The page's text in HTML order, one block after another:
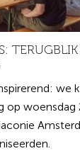
we
woensdag